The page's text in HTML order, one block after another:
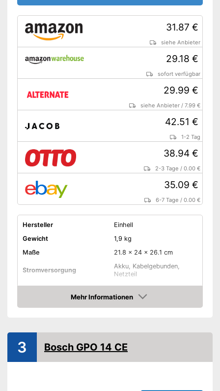
31.87 €
siehe Anbieter
29.18 €
sofort verfügbar
29.99 €
siehe Anbieter /7.99 €
42.51 €
1-2 Tag
38.94 €
2-3 Tage /0.00 €
35.09 €
6-7 Tage /0.00 €
Hersteller
Einhell
Gewicht
1,9 kg
Maße
21.8 x 24 x 26.1 cm
Stromversorgung
Akku, Kabelgebunden,
Netzteil
Leistung
90 W
Gummischleifteller
Ergonomischer Griff
Softgrip
Mehr Informationen
Amazon
3 Bosch GPO 14 CE